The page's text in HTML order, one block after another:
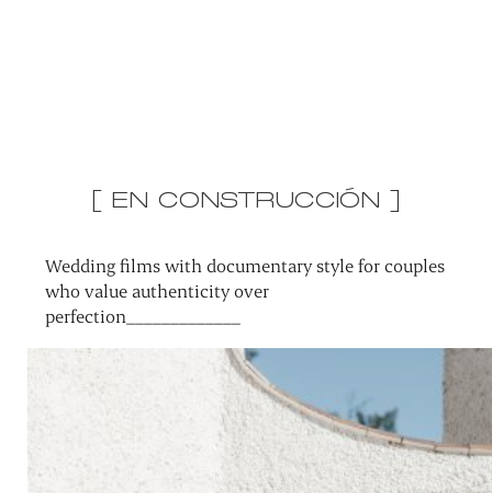
[ EN CONSTRUCCIÓN ]
Wedding films with documentary style for couples
who value authenticity over
perfection_____________